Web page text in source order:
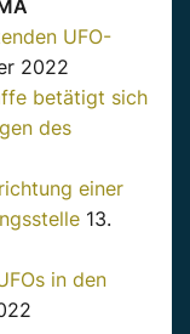
UFO-
2022
betätigt sich
des
einer
13.
in den